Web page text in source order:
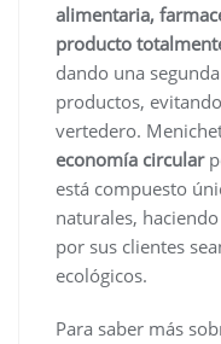
alimentaria,
producto
dando una
productos,
vertedero.
economía circular
está compuesto
naturales,
por sus clientes
ecológicos.
Para saber más